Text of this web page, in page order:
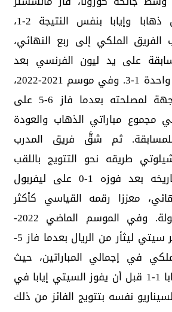
سيتي على الريال ذهابا وإيابا بنفس النتيجة 2-1،
الملكي إلى ربع النهائي،
على يد ليون الفرنسي بعد
خسارته في مباراة واحدة 1-3. وفي موسم 2021-2022،
حسم الريال المواجهة لمصلحته بعدما فاز 6-5 على
مباراتي الذهاب والعودة
للمسابقة. ثم شقَّ فريق المدرب
طريقه نحو التتويج باللقب
للمرة الـ14 في تاريخه بعد فوزه 1-0 على ليفربول
معززا رقمه القياسي كأكثر
الأندية فوزا بالبطولة. وفي الموسم الماضي 2022-
2023، عاد مانشستر سيتي ليثأر من الريال بعدما فاز 5-
في إجمالي المباراتين، حيث
تعادل الفريقان ذهابا 1-1 قبل أن يفوز السيتي إيابا في
السيناريو نفسه بتتويج الفائز من ذلك